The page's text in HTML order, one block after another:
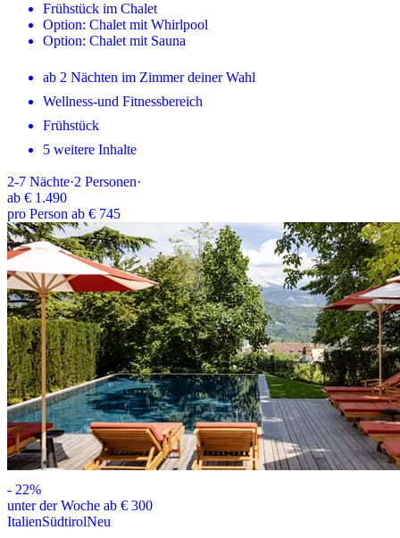
Frühstück im Chalet
Option: Chalet mit Whirlpool
Option: Chalet mit Sauna
ab 2 Nächten im Zimmer deiner Wahl
Wellness-und Fitnessbereich
Frühstück
5 weitere Inhalte
2-7 Nächte·2 Personen·
ab € 1.490
pro Person ab € 745
- 22%
unter der Woche ab € 300
ItalienSüdtirolNeu